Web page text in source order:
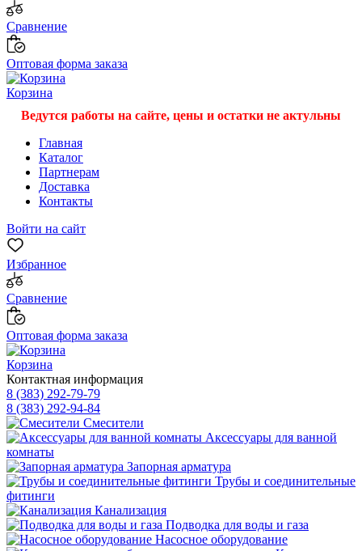
Сравнение
Оптовая форма заказа
Корзина
Ведутся работы на сайте, цены и остатки не актульны
Главная
Каталог
Партнерам
Доставка
Контакты
Войти на сайт
Избранное
Сравнение
Оптовая форма заказа
Корзина
Контактная информация
8 (383) 292-79-79
8 (383) 292-94-84
Смесители
Аксессуары для ванной
комнаты
Запорная арматура
Трубы и соединительные
фитинги
Канализация
Подводка для воды и газа
Насосное оборудование